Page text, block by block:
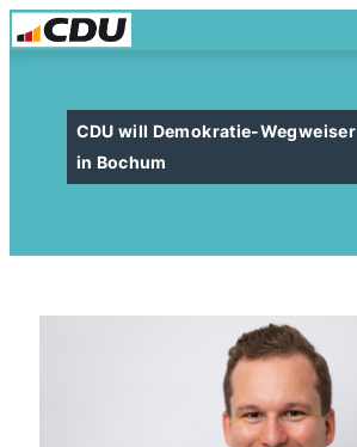
CDU will Demokratie-Wegweiser
in Bochum